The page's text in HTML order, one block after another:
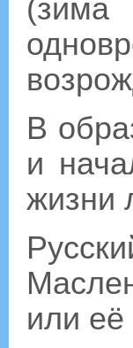
В
и
жизни
или